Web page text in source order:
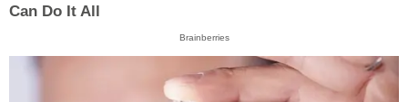
Can Do It All
Brainberries